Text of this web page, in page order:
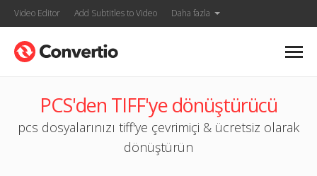
Video Editor Add Subtitles to Video Daha fazla
PCS'den TIFF'ye dönüştürücü
pcs dosyalarınızı tiff'ye çevrimiçi & ücretsiz olarak
dönüştürün